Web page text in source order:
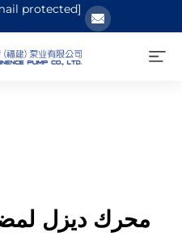
[email protected]
محرك ديزل